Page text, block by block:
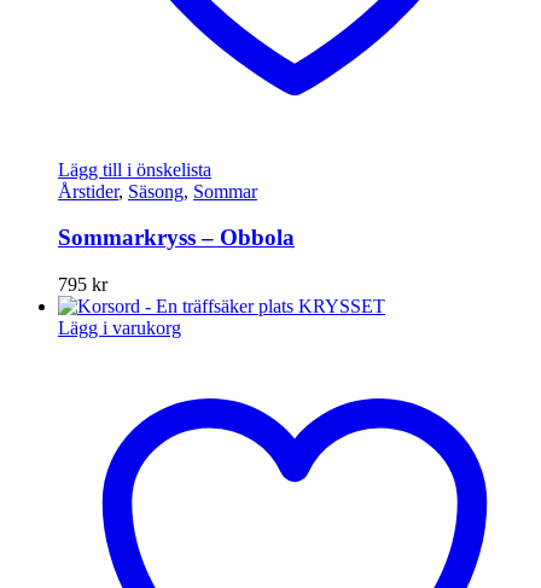
Lägg till i önskelista
Årstider, Säsong, Sommar
Sommarkryss – Obbola
795 kr
Lägg i varukorg